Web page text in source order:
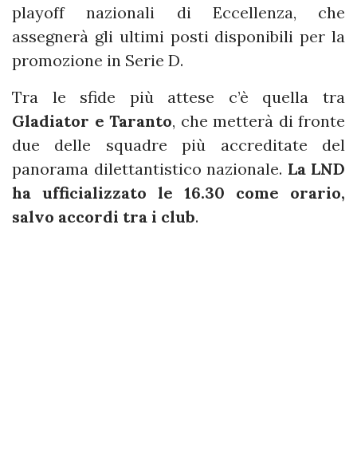
playoff nazionali di Eccellenza, che
assegnerà gli ultimi posti disponibili per la
promozione in Serie D.
Tra le sfide più attese c’è quella tra
Gladiator e Taranto, che metterà di fronte
due delle squadre più accreditate del
panorama dilettantistico nazionale. La LND
ha ufficializzato le 16.30 come orario,
salvo accordi tra i club.